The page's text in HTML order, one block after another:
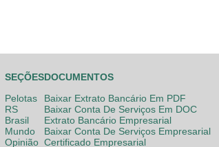
SEÇÕES
Pelotas
RS
Brasil
Mundo
Opinião
DOCUMENTOS
Baixar Extrato Bancário Em PDF
Baixar Conta De Serviços Em DOC
Extrato Bancário Empresarial
Baixar Conta De Serviços Empresarial
Certificado Empresarial